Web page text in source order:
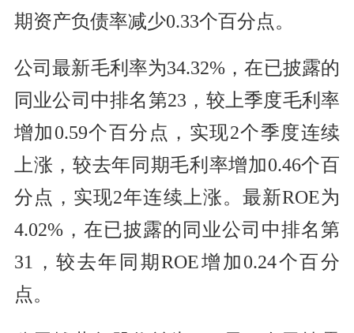
期资产负债率减少0.33个百分点。
公司最新毛利率为34.32%，在已披露的
同业公司中排名第23，较上季度毛利率
增加0.59个百分点，实现2个季度连续
上涨，较去年同期毛利率增加0.46个百
分点，实现2年连续上涨。最新ROE为
4.02%，在已披露的同业公司中排名第
31，较去年同期ROE增加0.24个百分
点。